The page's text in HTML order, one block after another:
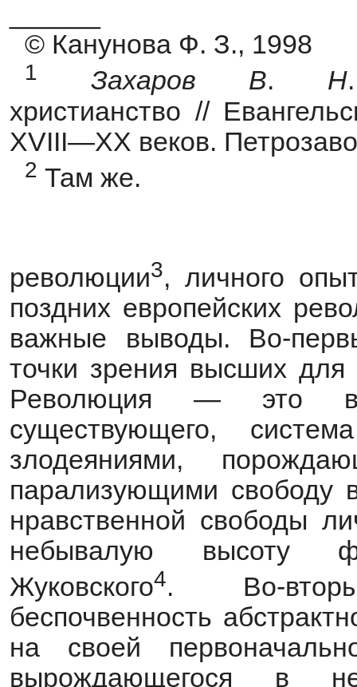
© Канунова Ф. З., 1998
1 Захаров В. Н
христианство //
XVIII—XX веков.
2 Там же.
революции3, личного
поздних европейских
важные выводы. Во-
точки зрения высших для
Революция — это
существующего,
злодеяниями,
парализующими свободу
нравственной свободы
небывалую высоту
Жуковского4. Во-
беспочвенность
на своей
вырождающегося в